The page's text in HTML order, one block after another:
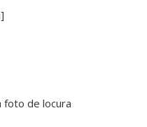
foto de locura